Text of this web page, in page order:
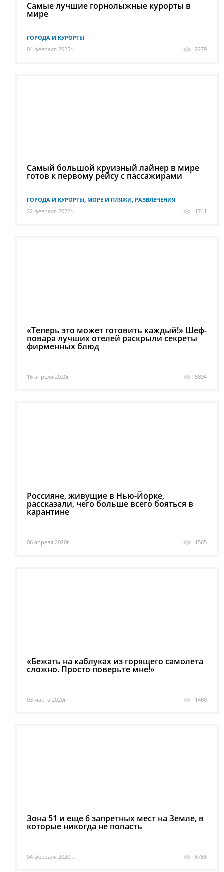
Самые лучшие горнолыжные курорты в
мире
ГОРОДА И КУРОРТЫ
04 февраля 2025г.
2279
Самый большой круизный лайнер в мире
готов к первому рейсу с пассажирами
ГОРОДА И КУРОРТЫ, МОРЕ И ПЛЯЖИ, РАЗВЛЕЧЕНИЯ
22 февраля 2022г.
1741
«Теперь это может готовить каждый!» Шеф-
повара лучших отелей раскрыли секреты
фирменных блюд
16 апреля 2020г. 5894
Россияне, живущие в Нью-Йорке,
рассказали, чего больше всего бояться в
карантине
06 апреля 2020г. 1565
«Бежать на каблуках из горящего самолета
сложно. Просто поверьте мне!»
03 марта 2020г. 1460
Зона 51 и еще 6 запретных мест на Земле, в
которые никогда не попасть
04 февраля 2020г. 6758